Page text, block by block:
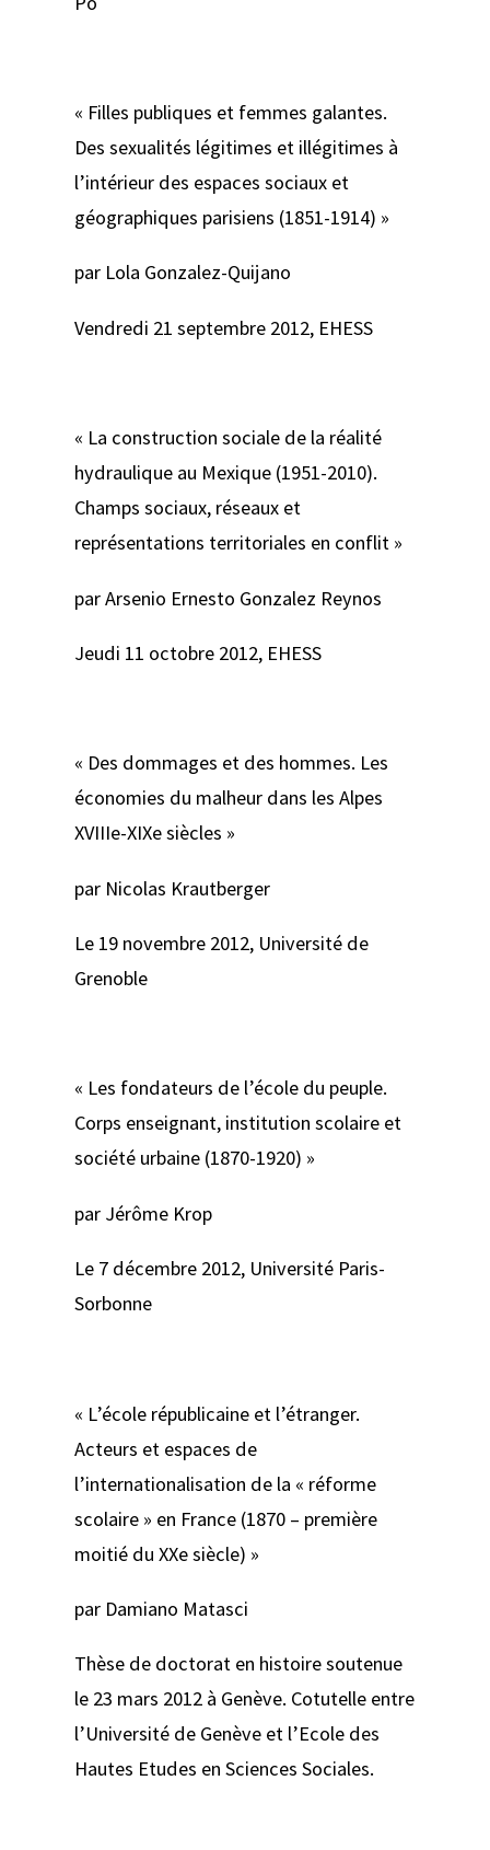
« Filles publiques et femmes galantes.
Des sexualités légitimes et illégitimes à
l’intérieur des espaces sociaux et
géographiques parisiens (1851-1914) »
par Lola Gonzalez-Quijano
Vendredi 21 septembre 2012, EHESS
« La construction sociale de la réalité
hydraulique au Mexique (1951-2010).
Champs sociaux, réseaux et
représentations territoriales en conflit »
par Arsenio Ernesto Gonzalez Reynos
Jeudi 11 octobre 2012, EHESS
« Des dommages et des hommes. Les
économies du malheur dans les Alpes
XVIIIe-XIXe siècles »
par Nicolas Krautberger
Le 19 novembre 2012, Université de
Grenoble
« Les fondateurs de l’école du peuple.
Corps enseignant, institution scolaire et
société urbaine (1870-1920) »
par Jérôme Krop
Le 7 décembre 2012, Université Paris-
Sorbonne
« L’école républicaine et l’étranger.
Acteurs et espaces de
l’internationalisation de la « réforme
scolaire » en France (1870 – première
moitié du XXe siècle) »
par Damiano Matasci
Thèse de doctorat en histoire soutenue
le 23 mars 2012 à Genève. Cotutelle entre
l’Université de Genève et l’Ecole des
Hautes Etudes en Sciences Sociales.